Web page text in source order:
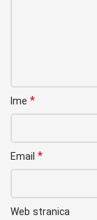
Ime *
Email *
Web stranica